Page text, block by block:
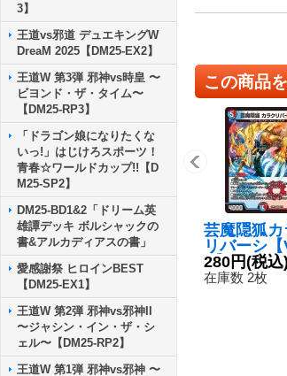
3】
王道vs邪道 デュエキングW
DreaM 2025【DM25-EX2】
王道W 第3弾 邪神vs時皇 〜
ビヨンド・ザ・タイム〜
【DM25-RP3】
「ドラゴン娘になりたくな
いっ!」はじけろスポーツ！
青春☆ワールドカップ!!【D
M25-SP2】
DM25-BD1&2「ドリーム英
雄譚デッキ ボルシャックの
書&アルカディアスの書」
愛感謝祭 ヒロインBEST
【DM25-EX1】
王道W 第2弾 邪神vs邪神II
〜ジャシン・イン・ザ・シ
ェル〜【DM25-RP2】
王道W 第1弾 邪神vs邪神 〜
この商品
芸魔隠狐カ
リバーシ【
R】
4}《多》
280円(税込)
在庫数 2枚